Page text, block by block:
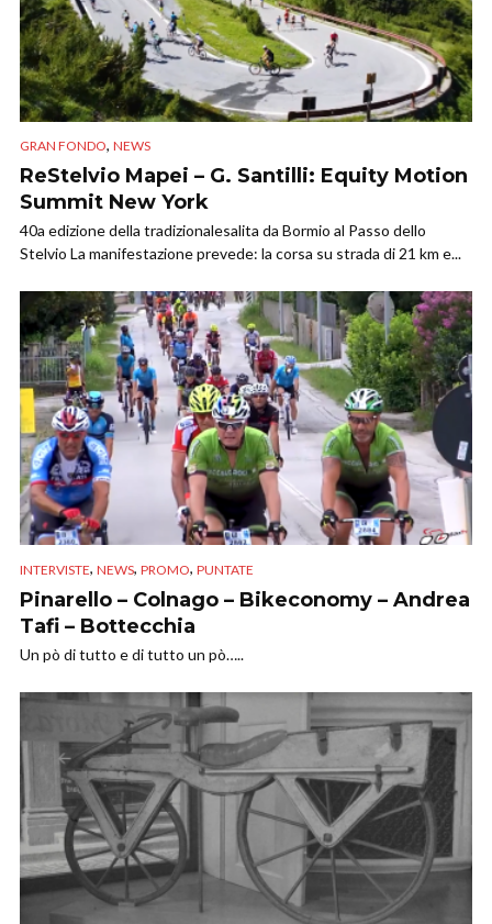
GRAN FONDO, NEWS
ReStelvio Mapei – G. Santilli: Equity Motion
Summit New York
40a edizione della tradizionalesalita da Bormio al Passo dello
Stelvio La manifestazione prevede: la corsa su strada di 21 km e...
INTERVISTE, NEWS, PROMO, PUNTATE
Pinarello – Colnago – Bikeconomy – Andrea
Tafi – Bottecchia
Un pò di tutto e di tutto un pò…..